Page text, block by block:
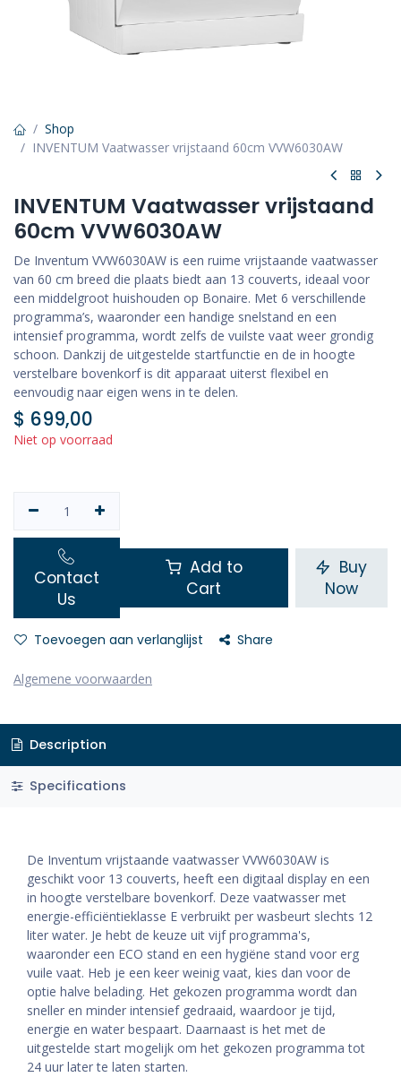
Shop
INVENTUM Vaatwasser vrijstaand 60cm VVW6030AW
INVENTUM Vaatwasser vrijstaand
60cm VVW6030AW
De Inventum VVW6030AW is een ruime vrijstaande vaatwasser
van 60 cm breed die plaats biedt aan 13 couverts, ideaal voor
een middelgroot huishouden op Bonaire. Met 6 verschillende
programma’s, waaronder een handige snelstand en een
intensief programma, wordt zelfs de vuilste vaat weer grondig
schoon. Dankzij de uitgestelde startfunctie en de in hoogte
verstelbare bovenkorf is dit apparaat uiterst flexibel en
eenvoudig naar eigen wens in te delen.
$ 699,00
Niet op voorraad
Contact
Us
Add to
Cart
Buy
Now
Toevoegen aan verlanglijst Share
Algemene voorwaarden
Description
Specifications
De Inventum vrijstaande vaatwasser VVW6030AW is
geschikt voor 13 couverts, heeft een digitaal display en een
in hoogte verstelbare bovenkorf. Deze vaatwasser met
energie-efficiëntieklasse E verbruikt per wasbeurt slechts 12
liter water. Je hebt de keuze uit vijf programma's,
waaronder een ECO stand en een hygiëne stand voor erg
vuile vaat. Heb je een keer weinig vaat, kies dan voor de
optie halve belading. Het gekozen programma wordt dan
sneller en minder intensief gedraaid, waardoor je tijd,
energie en water bespaart. Daarnaast is het met de
uitgestelde start mogelijk om het gekozen programma tot
24 uur later te laten starten.